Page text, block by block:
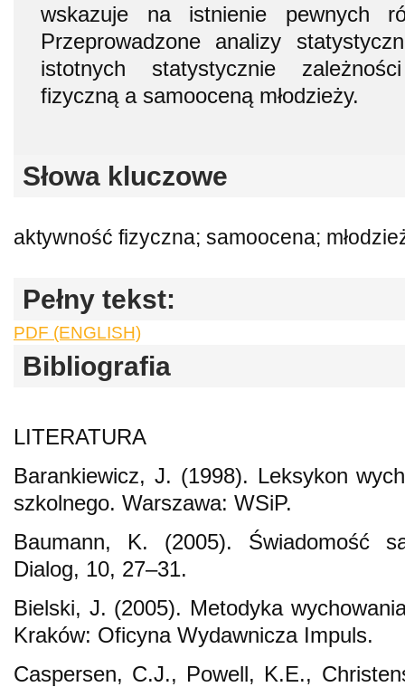
wskazuje na istnienie pewnych
Przeprowadzone analizy
istotnych statystycznie
fizyczną a samooceną młodzieży.
Słowa kluczowe
aktywność fizyczna; samoocena;
Pełny tekst:
PDF (ENGLISH)
Bibliografia
LITERATURA
Barankiewicz, J. (1998). Leksykon
szkolnego. Warszawa: WSiP.
Baumann, K. (2005). Świadomość
Dialog, 10, 27–31.
Bielski, J. (2005). Metodyka
Kraków: Oficyna Wydawnicza Impuls.
Caspersen, C.J., Powell, K.E.,